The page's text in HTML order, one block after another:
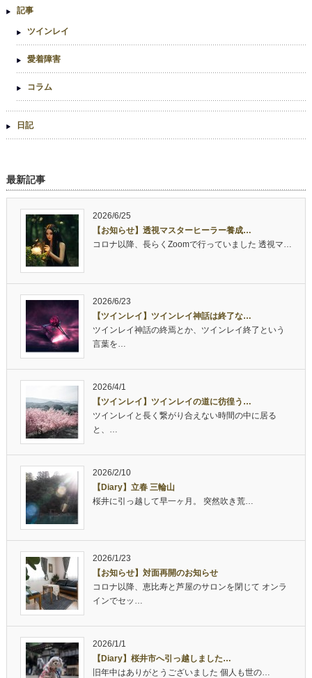
記事
ツインレイ
愛着障害
コラム
日記
最新記事
2026/6/25
【お知らせ】透視マスターヒーラー養成…
コロナ以降、長らくZoomで行っていました 透視マ…
2026/6/23
【ツインレイ】ツインレイ神話は終了な…
ツインレイ神話の終焉とか、ツインレイ終了という
言葉を…
2026/4/1
【ツインレイ】ツインレイの道に彷徨う…
ツインレイと長く繋がり合えない時間の中に居る
と、…
2026/2/10
【Diary】立春 三輪山
桜井に引っ越して早一ヶ月。 突然吹き荒…
2026/1/23
【お知らせ】対面再開のお知らせ
コロナ以降、恵比寿と芦屋のサロンを閉じて オンラ
インでセッ…
2026/1/1
【Diary】桜井市へ引っ越しました…
旧年中はありがとうございました 個人も世の…